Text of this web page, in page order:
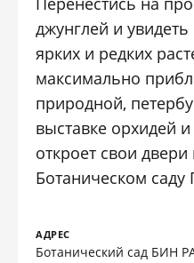
джунглей и
ярких и редких
максимально
природной,
выставке орхидей
откроет свои
Ботаническом саду
АДРЕС
Ботанический сад БИН